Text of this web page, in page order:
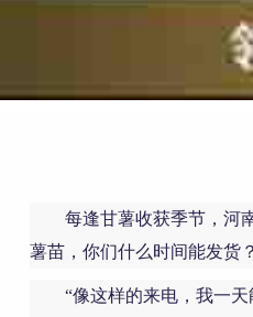
每逢甘薯收获季节，河
薯苗，你们什么时间能发货
“像这样的来电，我一